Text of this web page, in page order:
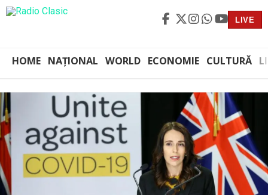
LIVE
HOME NAȚIONAL WORLD ECONOMIE CULTURĂ